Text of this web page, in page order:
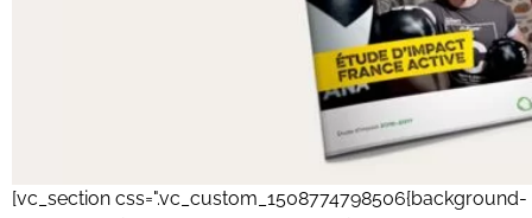
[vc_section css=".vc_custom_1508774798506{background-